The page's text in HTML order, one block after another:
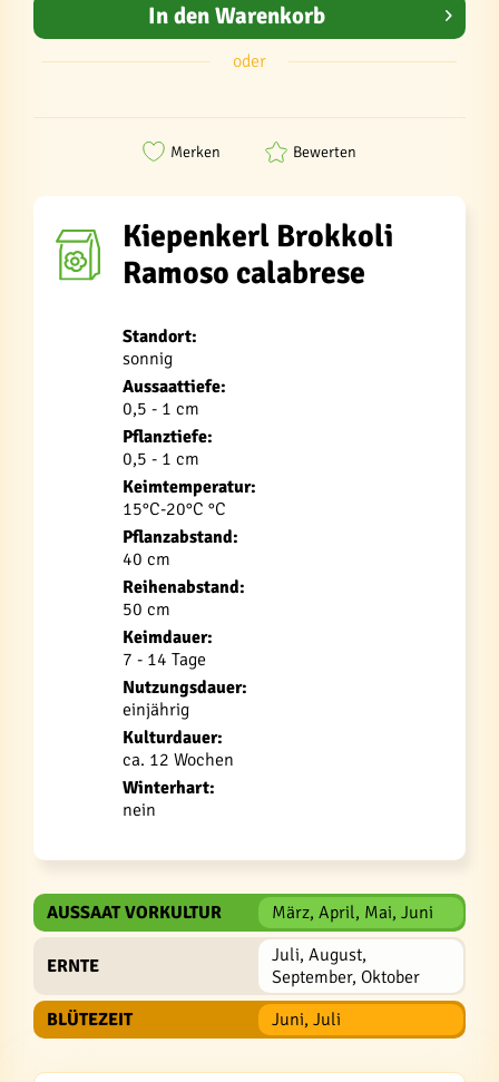
In den Warenkorb
oder
Merken Bewerten
Kiepenkerl Brokkoli
Ramoso calabrese
Standort:
sonnig
Aussaattiefe:
0,5 - 1 cm
Pflanztiefe:
0,5 - 1 cm
Keimtemperatur:
15°C-20°C °C
Pflanzabstand:
40 cm
Reihenabstand:
50 cm
Keimdauer:
7 - 14 Tage
Nutzungsdauer:
einjährig
Kulturdauer:
ca. 12 Wochen
Winterhart:
nein
AUSSAAT VORKULTUR März, April, Mai, Juni
ERNTE
Juli, August,
September, Oktober
BLÜTEZEIT
Juni, Juli